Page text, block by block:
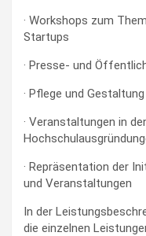
· Workshops zum
Startups
· Presse- und
· Pflege und
· Veranstaltungen in
· Repräsentation der
und Veranstaltungen
In der
die einzelnen